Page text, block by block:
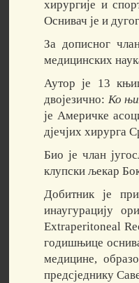
хирургије и
Оснивач је и
За дописног
медицинских
Аутор је 13
двојезично: Ко
је Америчке
дјечјих хирурга
Био је члан
клупски љекар
Добитник је
инаугурацију
Extraperitoneal
годишњице
медицине,
предсједнику